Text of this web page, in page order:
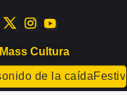
Cultura
de la caída